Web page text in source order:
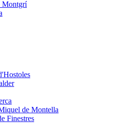
Montgrí
de Montella
Finestres